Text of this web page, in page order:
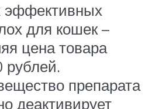
для кошек –
цена товара
рублей.
препарата
деактивирует